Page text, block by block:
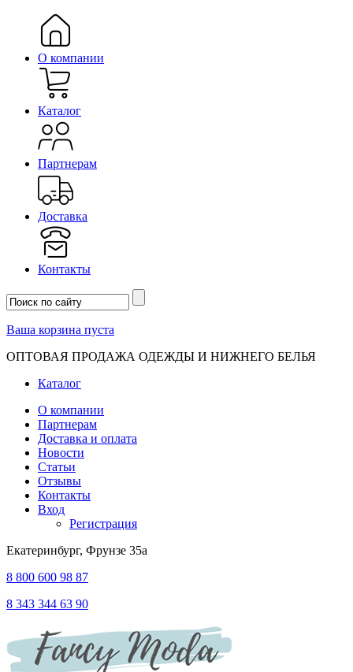
О компании
Каталог
Партнерам
Доставка
Контакты
Ваша корзина пуста
ОПТОВАЯ ПРОДАЖА ОДЕЖДЫ И НИЖНЕГО БЕЛЬЯ
Каталог
О компании
Партнерам
Доставка и оплата
Новости
Статьи
Отзывы
Контакты
Вход
Регистрация
Екатеринбург, Фрунзе 35а
8 800 600 98 87
8 343 344 63 90